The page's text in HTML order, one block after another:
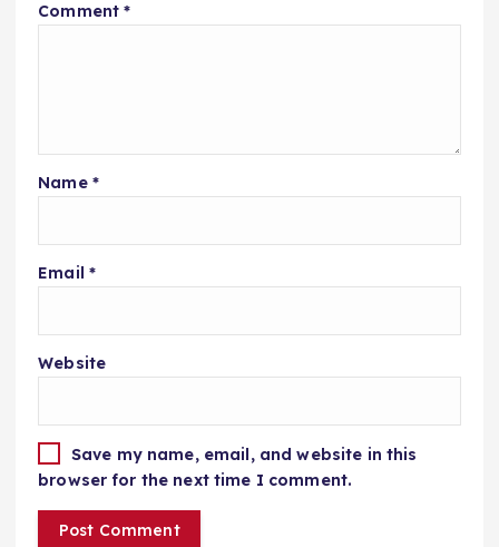
Comment*
Name *
Email *
Website
Save my name, email, and website in this
browser for the next time I comment.